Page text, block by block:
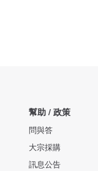
幫助 / 政策
問與答
大宗採購
訊息公告